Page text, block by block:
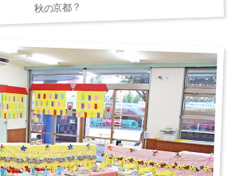
秋の京都？